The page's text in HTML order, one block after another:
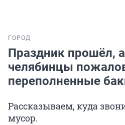
ГОРОД
Праздник прошёл,
челябинцы
переполненные
Рассказываем, куда
мусор.